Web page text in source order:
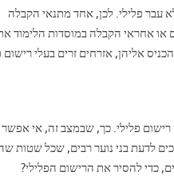
עבר פלילי. לכן, אחד מתנאי הקבלה
או אחראי הקבלה במוסדות הלימוד
אליהן, אזרחים זרים בעלי רישום
פלילי. כך, שבמצב זה, אי אפשר
לדעת בני נוער רבים, שכל שטות
כדי להסיר את הרישום הפלילי?